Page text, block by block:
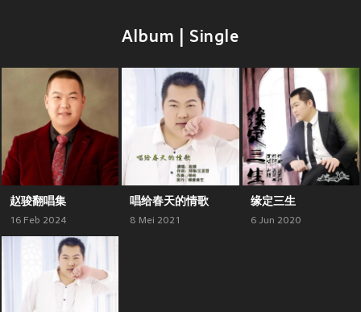
Album | Single
赵骏翻唱集
16 Feb 2024
唱给春天的情歌
8 Mei 2021
缘定三生
6 Jun 2020